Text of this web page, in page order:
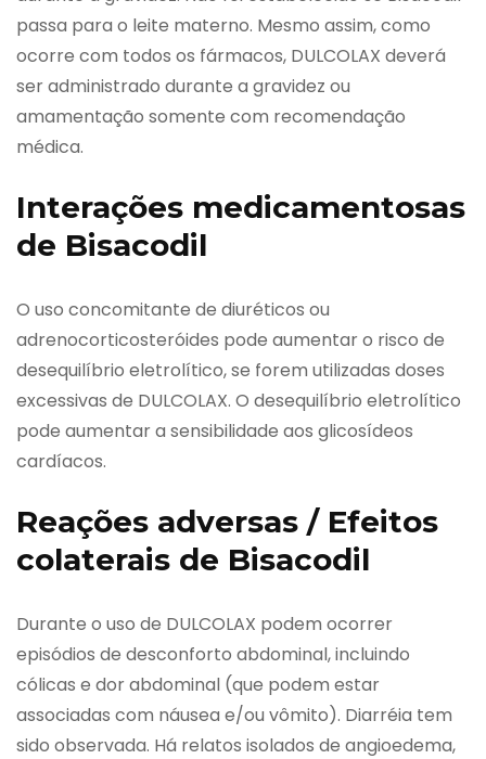
passa para o leite materno. Mesmo assim, como
ocorre com todos os fármacos, DULCOLAX deverá
ser administrado durante a gravidez ou
amamentação somente com recomendação
médica.
Interações medicamentosas
de Bisacodil
O uso concomitante de diuréticos ou
adrenocorticosteróides pode aumentar o risco de
desequilíbrio eletrolítico, se forem utilizadas doses
excessivas de DULCOLAX. O desequilíbrio eletrolítico
pode aumentar a sensibilidade aos glicosídeos
cardíacos.
Reações adversas / Efeitos
colaterais de Bisacodil
Durante o uso de DULCOLAX podem ocorrer
episódios de desconforto abdominal, incluindo
cólicas e dor abdominal (que podem estar
associadas com náusea e/ou vômito). Diarréia tem
sido observada. Há relatos isolados de angioedema,